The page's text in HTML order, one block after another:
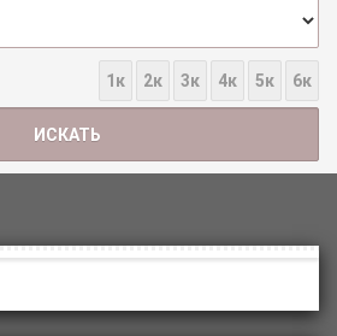
1к 2к 3к 4к 5к 6к